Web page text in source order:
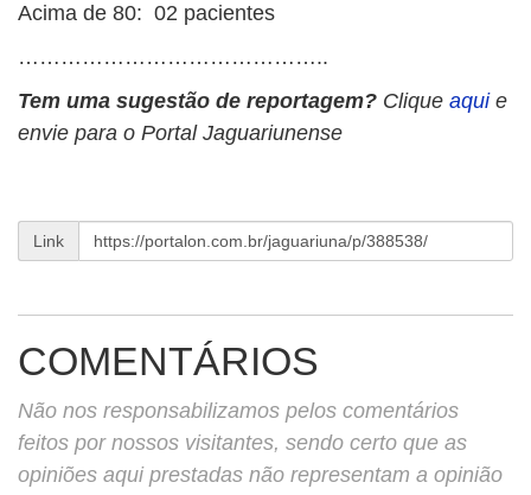
Acima de 80: 02 pacientes
……………………………………..
Tem uma sugestão de reportagem? Clique aqui e
envie para o Portal Jaguariunense
Link
COMENTÁRIOS
Não nos responsabilizamos pelos comentários
feitos por nossos visitantes, sendo certo que as
opiniões aqui prestadas não representam a opinião